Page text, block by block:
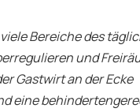
Bereiche des
und
Gastwirt an der Ecke
eine